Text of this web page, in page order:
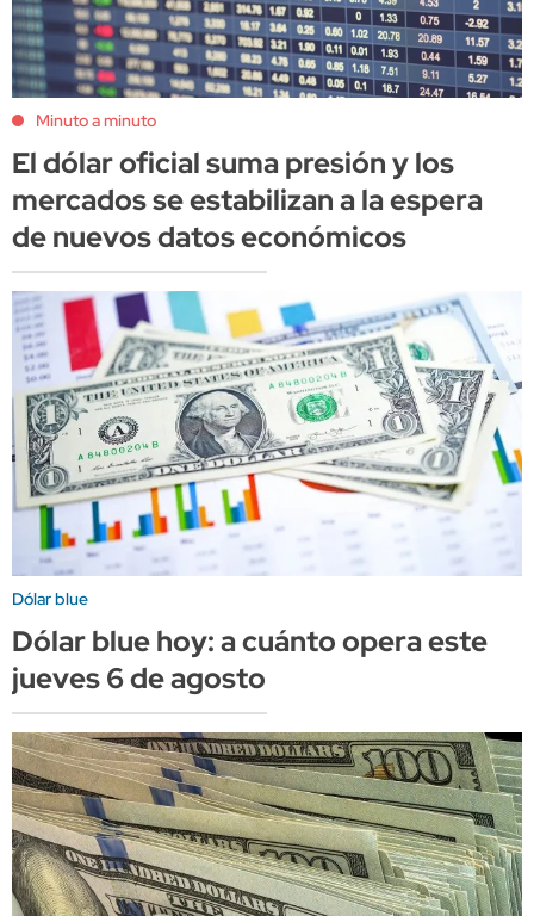
Minuto a minuto
El dólar oficial suma presión y los
mercados se estabilizan a la espera
de nuevos datos económicos
Dólar blue
Dólar blue hoy: a cuánto opera este
jueves 6 de agosto